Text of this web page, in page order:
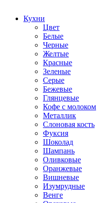
Кухни
Цвет
Белые
Черные
Желтые
Красные
Зеленые
Серые
Бежевые
Глянцевые
Кофе с молоком
Металлик
Слоновая кость
Фуксия
Шоколад
Шампань
Оливковые
Оранжевые
Вишневые
Изумрудные
Венге